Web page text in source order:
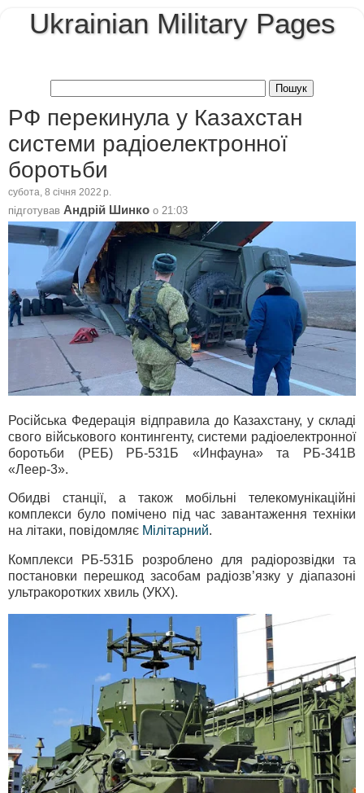
Ukrainian Military Pages
РФ перекинула у Казахстан
системи радіоелектронної
боротьби
субота, 8 січня 2022 р.
підготував Андрій Шинко о 21:03
Російська Федерація відправила до Казахстану, у складі
свого військового контингенту, системи радіоелектронної
боротьби (РЕБ) РБ-531Б «Инфауна» та РБ-341В
«Леер-3».
Обидві станції, а також мобільні телекомунікаційні
комплекси було помічено під час завантаження техніки
на літаки, повідомляє Мілітарний.
Комплекси РБ-531Б розроблено для радіорозвідки та
постановки перешкод засобам радіозв’язку у діапазоні
ультракоротких хвиль (УКХ).